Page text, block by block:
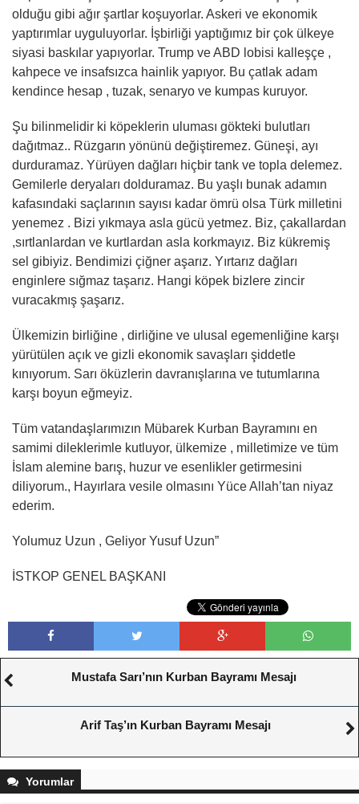
olduğu gibi ağır şartlar koşuyorlar. Askeri ve ekonomik
yaptırımlar uyguluyorlar. İşbirliği yaptığımız bir çok ülkeye
siyasi baskılar yapıyorlar. Trump ve ABD lobisi kalleşçe ,
kahpece ve insafsızca hainlik yapıyor. Bu çatlak adam
kendince hesap , tuzak, senaryo ve kumpas kuruyor.
Şu bilinmelidir ki köpeklerin uluması gökteki bulutları
dağıtmaz.. Rüzgarın yönünü değiştiremez. Güneşi, ayı
durduramaz. Yürüyen dağları hiçbir tank ve topla delemez.
Gemilerle deryaları dolduramaz. Bu yaşlı bunak adamın
kafasındaki saçlarının sayısı kadar ömrü olsa Türk milletini
yenemez . Bizi yıkmaya asla gücü yetmez. Biz, çakallardan
,sırtlanlardan ve kurtlardan asla korkmayız. Biz kükremiş
sel gibiyiz. Bendimizi çiğner aşarız. Yırtarız dağları
enginlere sığmaz taşarız. Hangi köpek bizlere zincir
vuracakmış şaşarız.
Ülkemizin birliğine , dirliğine ve ulusal egemenliğine karşı
yürütülen açık ve gizli ekonomik savaşları şiddetle
kınıyorum. Sarı öküzlerin davranışlarına ve tutumlarına
karşı boyun eğmeyiz.
Tüm vatandaşlarımızın Mübarek Kurban Bayramını en
samimi dileklerimle kutluyor, ülkemize , milletimize ve tüm
İslam alemine barış, huzur ve esenlikler getirmesini
diliyorum., Hayırlara vesile olmasını Yüce Allah’tan niyaz
ederim.
Yolumuz Uzun , Geliyor Yusuf Uzun”
İSTKOP GENEL BAŞKANI
Mustafa Sarı’nın Kurban Bayramı Mesajı
Arif Taş’ın Kurban Bayramı Mesajı
Yorumlar